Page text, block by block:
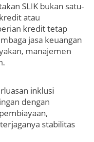
SLIK bukan satu-
atau
kredit tetap
jasa keuangan
manajemen
inklusi
dengan
stabilitas